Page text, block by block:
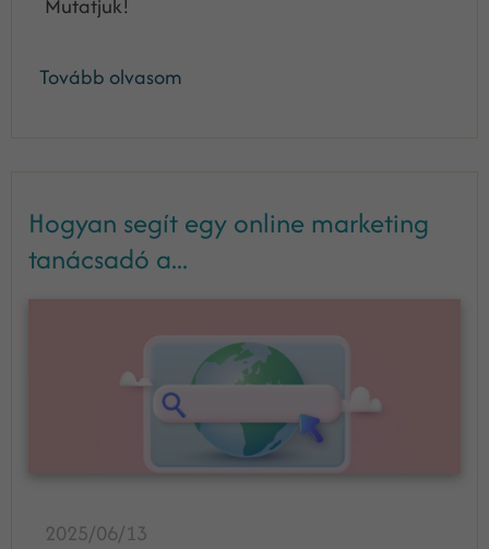
Tovább olvasom
Hogyan segít egy online marketing
tanácsadó a...
2025/06/13